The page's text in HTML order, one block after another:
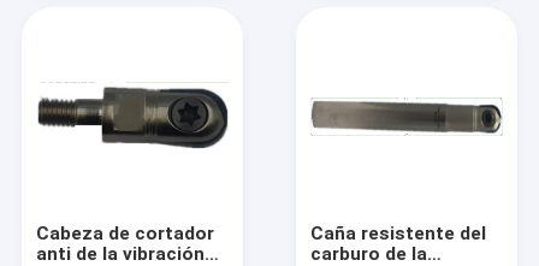
Cabeza de cortador
anti de la vibración
Caña resistente del
carburo de la